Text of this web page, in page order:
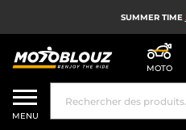
SUMMER TIME
MOTO
CASQUE MOTO
ÉQUIPEMENT
MENU